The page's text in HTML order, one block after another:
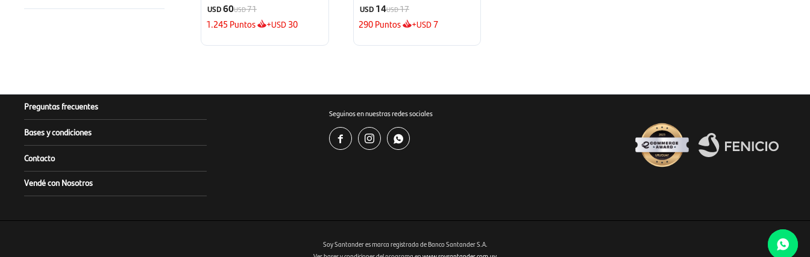
USD60USD71
1.245 Puntos +USD 30
USD 14USD17
290Puntos +USD7
Preguntas frecuentes
Bases y condiciones
Contacto
Vendé con Nosotros
Seguinos en nuestras redes sociales
  
Fenicio eCommerce Uruguay
Soy Santander es marca registrada de Banco Santander S.A.